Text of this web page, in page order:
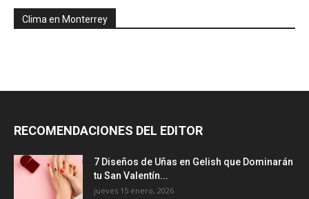
Clima en Monterrey
RECOMENDACIONES DEL EDITOR
7 Diseños de Uñas en Gelish que Dominarán
tu San Valentín...
jueves 15 enero, 2026